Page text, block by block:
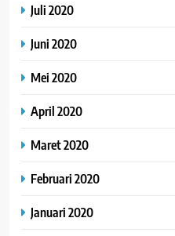
Juli 2020
Juni 2020
Mei 2020
April 2020
Maret 2020
Februari 2020
Januari 2020